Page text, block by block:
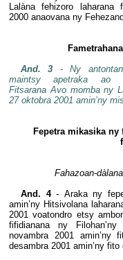
Lalàna fehizoro laharana
2000 anaovana ny
And. 3 - Ny
maintsy apetraka ao
Fitsarana Avo momba ny
27 oktobra 2001 amin’ny
Fepetra mikasika
Fahazoan-
And. 4- Araka ny
amin’ny Hitsivolana
2001 voatondro etsy
fifidianana ny
novambra 2001 amin’ny
desambra 2001 amin’ny fito